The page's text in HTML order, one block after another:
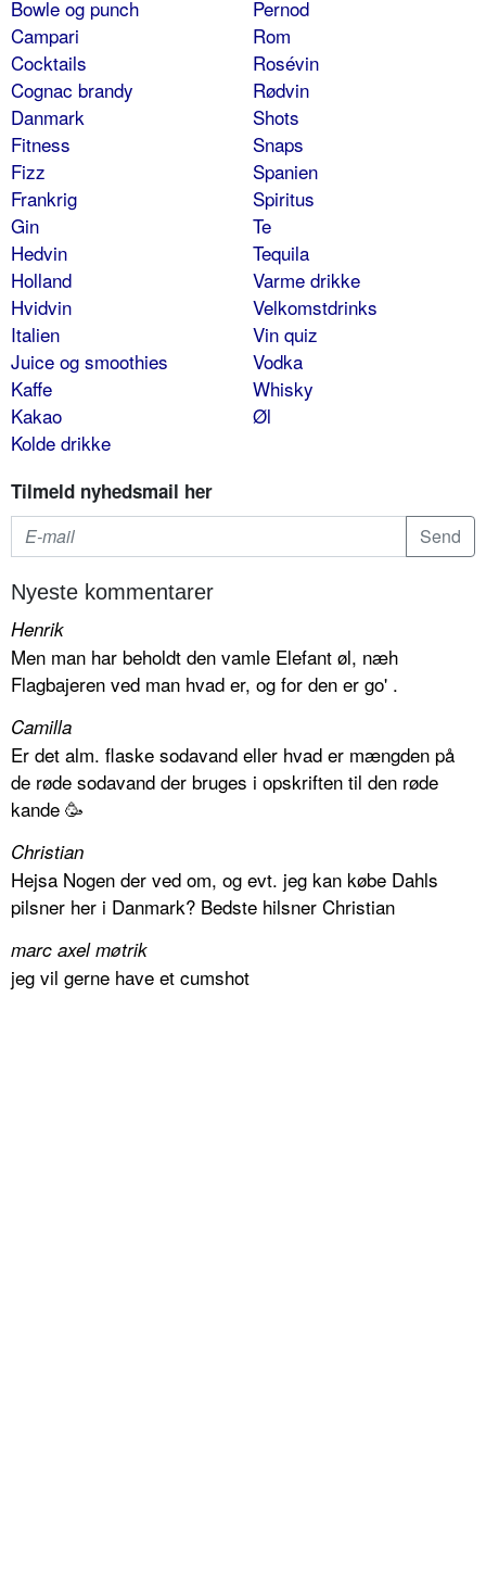
Bowle og punch
Campari
Cocktails
Cognac brandy
Danmark
Fitness
Fizz
Frankrig
Gin
Hedvin
Holland
Hvidvin
Italien
Juice og smoothies
Kaffe
Kakao
Kolde drikke
Pernod
Rom
Rosévin
Rødvin
Shots
Snaps
Spanien
Spiritus
Te
Tequila
Varme drikke
Velkomstdrinks
Vin quiz
Vodka
Whisky
Øl
Tilmeld nyhedsmail her
Nyeste kommentarer
Henrik
Men man har beholdt den vamle Elefant øl, næh
Flagbajeren ved man hvad er, og for den er go' .
Camilla
Er det alm. flaske sodavand eller hvad er mængden på
de røde sodavand der bruges i opskriften til den røde
kande 🥳
Christian
Hejsa Nogen der ved om, og evt. jeg kan købe Dahls
pilsner her i Danmark? Bedste hilsner Christian
marc axel møtrik
jeg vil gerne have et cumshot